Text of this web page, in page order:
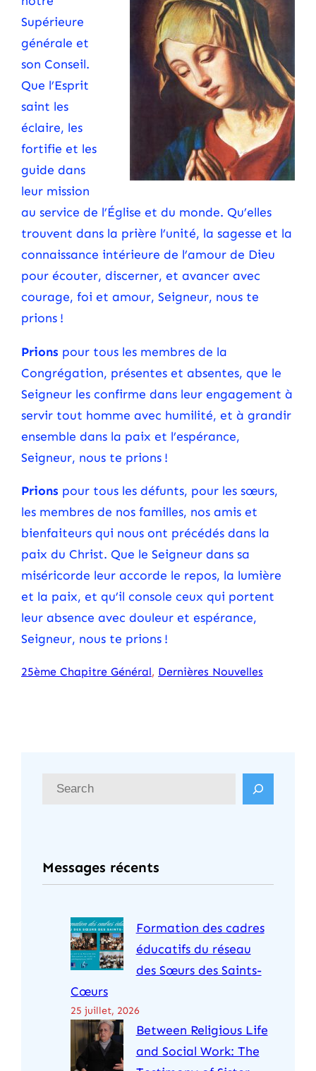
Supérieure
générale et
son Conseil.
Que l’Esprit
saint les
éclaire, les
fortifie et les
guide dans
leur mission
au service de l’Église et du monde. Qu’elles
trouvent dans la prière l’unité, la sagesse et la
connaissance intérieure de l’amour de Dieu
pour écouter, discerner, et avancer avec
courage, foi et amour, Seigneur, nous te
prions !
Prions pour tous les membres de la
Congrégation, présentes et absentes, que le
Seigneur les confirme dans leur engagement à
servir tout homme avec humilité, et à grandir
ensemble dans la paix et l’espérance,
Seigneur, nous te prions !
Prions pour tous les défunts, pour les sœurs,
les membres de nos familles, nos amis et
bienfaiteurs qui nous ont précédés dans la
paix du Christ. Que le Seigneur dans sa
miséricorde leur accorde le repos, la lumière
et la paix, et qu’il console ceux qui portent
leur absence avec douleur et espérance,
Seigneur, nous te prions !
25ème Chapitre Général, Dernières Nouvelles
e
r
Messages récents
Formation des cadres
éducatifs du réseau
des Sœurs des Saints-
Cœurs
25 juillet, 2026
Between Religious Life
and Social Work: The